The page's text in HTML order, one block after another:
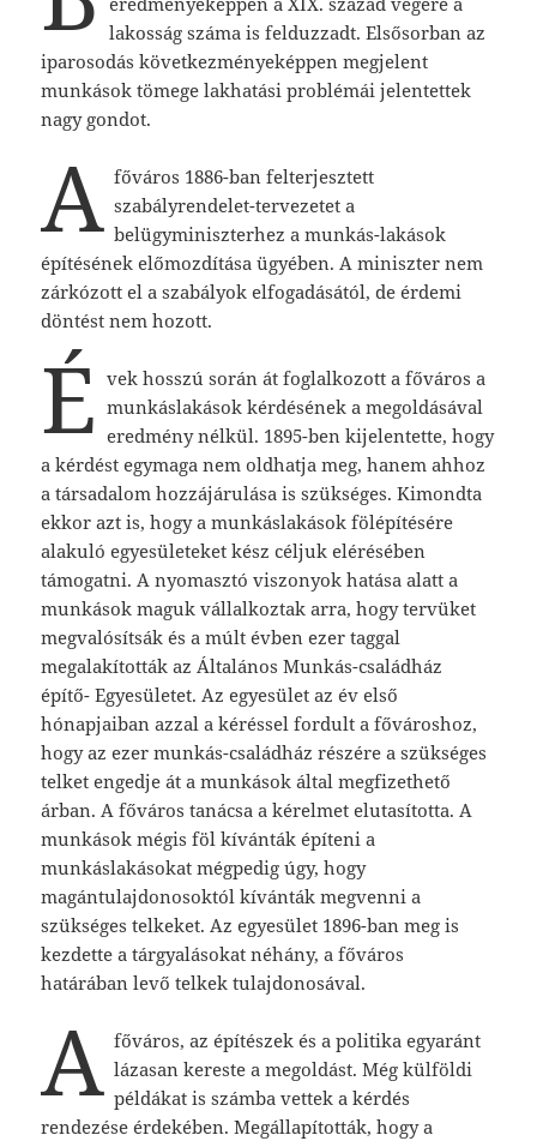
lakosság száma is felduzzadt. Elsősorban az
iparosodás következményeképpen megjelent
munkások tömege lakhatási problémái jelentettek
nagy gondot.
A főváros 1886-ban felterjesztett
szabályrendelet-tervezetet a
belügyminiszterhez a munkás-lakások
építésének előmozdítása ügyében. A miniszter nem
zárkózott el a szabályok elfogadásától, de érdemi
döntést nem hozott.
É vek hosszú során át foglalkozott a főváros a
munkáslakások kérdésének a megoldásával
eredmény nélkül. 1895-ben kijelentette, hogy
a kérdést egymaga nem oldhatja meg, hanem ahhoz
a társadalom hozzájárulása is szükséges. Kimondta
ekkor azt is, hogy a munkáslakások fölépítésére
alakuló egyesületeket kész céljuk elérésében
támogatni. A nyomasztó viszonyok hatása alatt a
munkások maguk vállalkoztak arra, hogy tervüket
megvalósítsák és a múlt évben ezer taggal
megalakították az Általános Munkás-családház
építő- Egyesületet. Az egyesület az év első
hónapjaiban azzal a kéréssel fordult a fővároshoz,
hogy az ezer munkás-családház részére a szükséges
telket engedje át a munkások által megfizethető
árban. A főváros tanácsa a kérelmet elutasította. A
munkások mégis föl kívánták építeni a
munkáslakásokat mégpedig úgy, hogy
magántulajdonosoktól kívánták megvenni a
szükséges telkeket. Az egyesület 1896-ban meg is
kezdette a tárgyalásokat néhány, a főváros
határában levő telkek tulajdonosával.
A főváros, az építészek és a politika egyaránt
lázasan kereste a megoldást. Még külföldi
példákat is számba vettek a kérdés
rendezése érdekében. Megállapították, hogy a